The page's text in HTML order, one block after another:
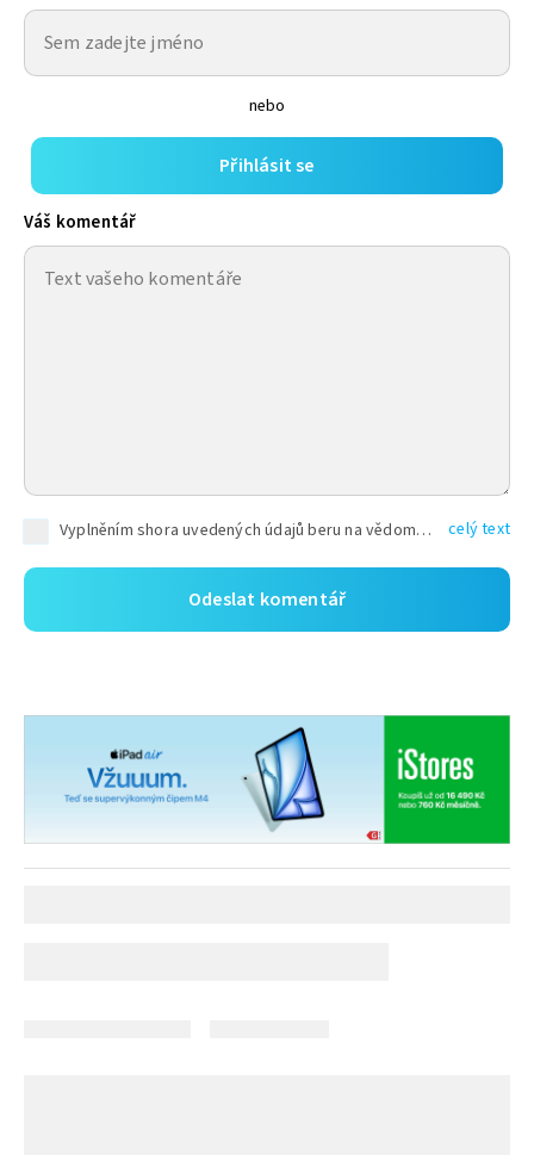
nebo
Přihlásit se
Váš komentář
Vyplněním shora uvedených údajů beru na vědomí, že společnost TEXT FACTORY s.r.o., sídlem Brno, Durďákova 336/29, Černá Pole, PSČ: 613 00, IČ: 06157831, zapsané u Krajského soudu v Brně, oddíl C, vložka 100399, bude zpracovávat mé osobní údaje uvedené v rámci mnou vyplněného registračního formuláře na základě oprávněných zájmů TEXT FACTORY s.r.o. dle čl. 6 odst. 1 písm. f) GDPR a pro splnění právních povinností (čl. 6 odst. 1 písm. c) GDPR), a to pro tyto účely: nezbytnost zajistit oprávnění návštěvníka webových stránek provozovaných společností TEXT FACTORY s.r.o. přispívat aktivně ke zveřejněným článkům nebo v rámci diskusních fór a výkon práv TEXT FACTORY s.r.o. jako administrátora těchto diskusních fór. Více informací o zpracování osobních údajů a právech lze nalézt v celý text